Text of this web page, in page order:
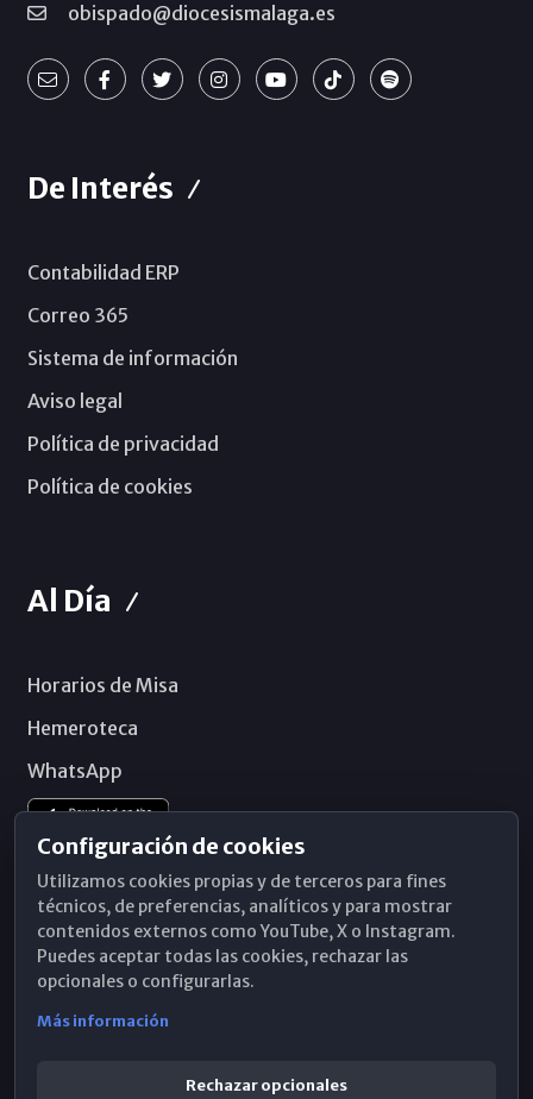
obispado@diocesismalaga.es
De Interés
Contabilidad ERP
Correo 365
Sistema de información
Aviso legal
Política de privacidad
Política de cookies
Al Día
Horarios de Misa
Hemeroteca
WhatsApp
Configuración de cookies
Utilizamos cookies propias y de terceros para fines
técnicos, de preferencias, analíticos y para mostrar
contenidos externos como YouTube, X o Instagram.
Puedes aceptar todas las cookies, rechazar las
opcionales o configurarlas.
Más información
Rechazar opcionales